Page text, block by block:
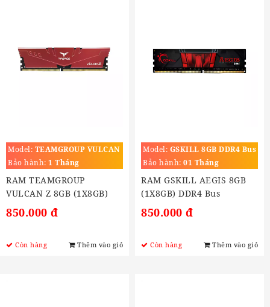
Model: TEAMGROUP VULCAN
Z 8GB (1X8GB) DDR4
3200MHZ
Bảo hành: 1 Tháng
RAM TEAMGROUP
VULCAN Z 8GB (1X8GB)
DDR4 3200MHZ
850.000 đ
Còn hàng Thêm vào giỏ
Model: GSKILL 8GB DDR4 Bus
2666MHZ
Bảo hành: 01 Tháng
RAM GSKILL AEGIS 8GB
(1X8GB) DDR4 Bus
2666MHZ)
850.000 đ
Còn hàng Thêm vào giỏ